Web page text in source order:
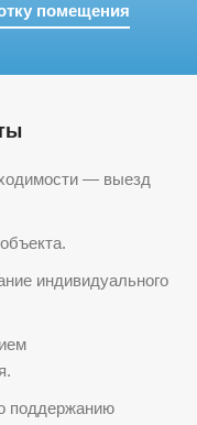
помещения
— выезд
индивидуального
поддержанию